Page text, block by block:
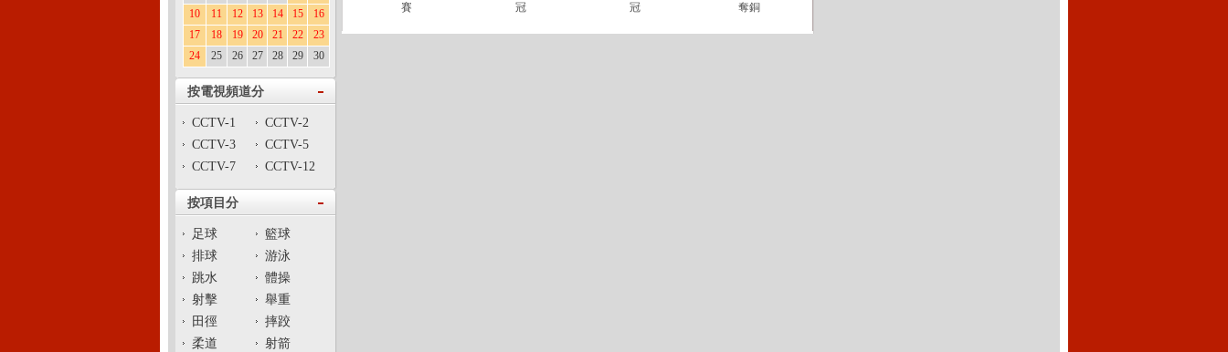
10
11 12 13 14 15
16
17
18 19 20 21 22
23
24
25 26 27 28 29 30
按電視頻道分
CCTV-1
CCTV-2
CCTV-3
CCTV-5
CCTV-7
CCTV-12
按項目分
足球
籃球
排球
游泳
跳水
體操
射擊
舉重
田徑
摔跤
柔道
射箭
賽
冠
冠
奪銅